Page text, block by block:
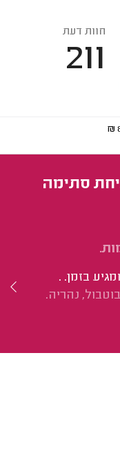
חוות דעת
211
₪
סתימה
בזמן. .
נהריה.